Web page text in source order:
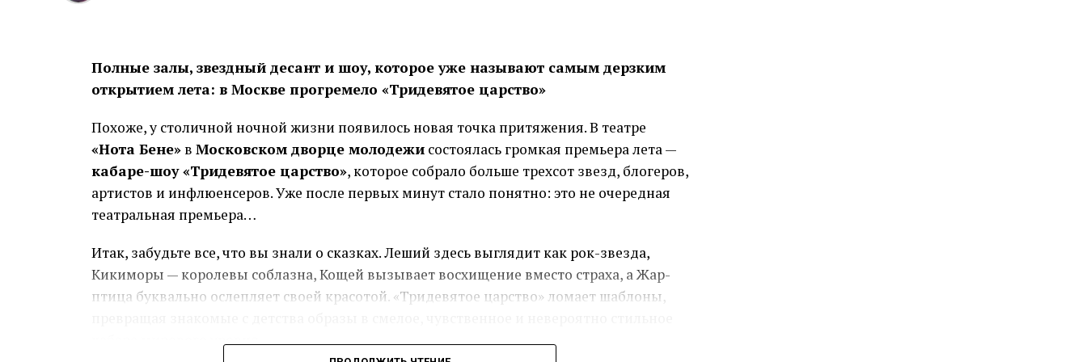
выручка, тем осторожнее должен быть расчёт.
расходы по условиям продукта, а крупный платёж сужает пространство для манёвра.
Практичнее считать минимальную сумму, которая закрывает задачу без повторного
обращения через несколько дней.
Почему срок связан с целью
Короткую потребность закрывают инструментом с сопоставимым сроком возврата.
Если товар продаётся за несколько недель, долг на годы меняет экономику закупки.
Долгосрочное вложение, наоборот, трудно обслуживать из одного оборота:
Полные залы, звездный десант и шоу, которое уже называют самым дерзким
открытием лета: в Москве прогремело «Тридевятое царство»
Похоже, у столичной ночной жизни появилось новая точка притяжения. В театре
«Нота Бене» в Московском дворце молодежи состоялась громкая премьера лета —
кабаре-шоу «Тридевятое царство», которое собрало больше трехсот звезд, блогеров,
артистов и инфлюенсеров. Уже после первых минут стало понятно: это не очередная
театральная премьера…
Итак, забудьте все, что вы знали о сказках. Леший здесь выглядит как рок-звезда,
Кикиморы — королевы соблазна, Кощей вызывает восхищение вместо страха, а Жар-
птица буквально ослепляет своей красотой. «Тридевятое царство» ломает шаблоны,
кабаре мирового уровня.